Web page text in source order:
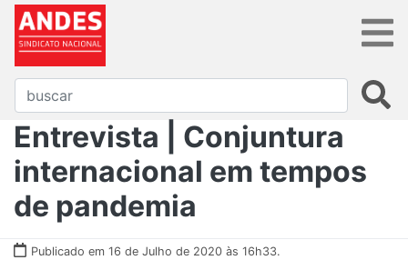
Entrevista | Conjuntura
internacional em tempos
de pandemia
Publicado em 16 de Julho de 2020 às 16h33.